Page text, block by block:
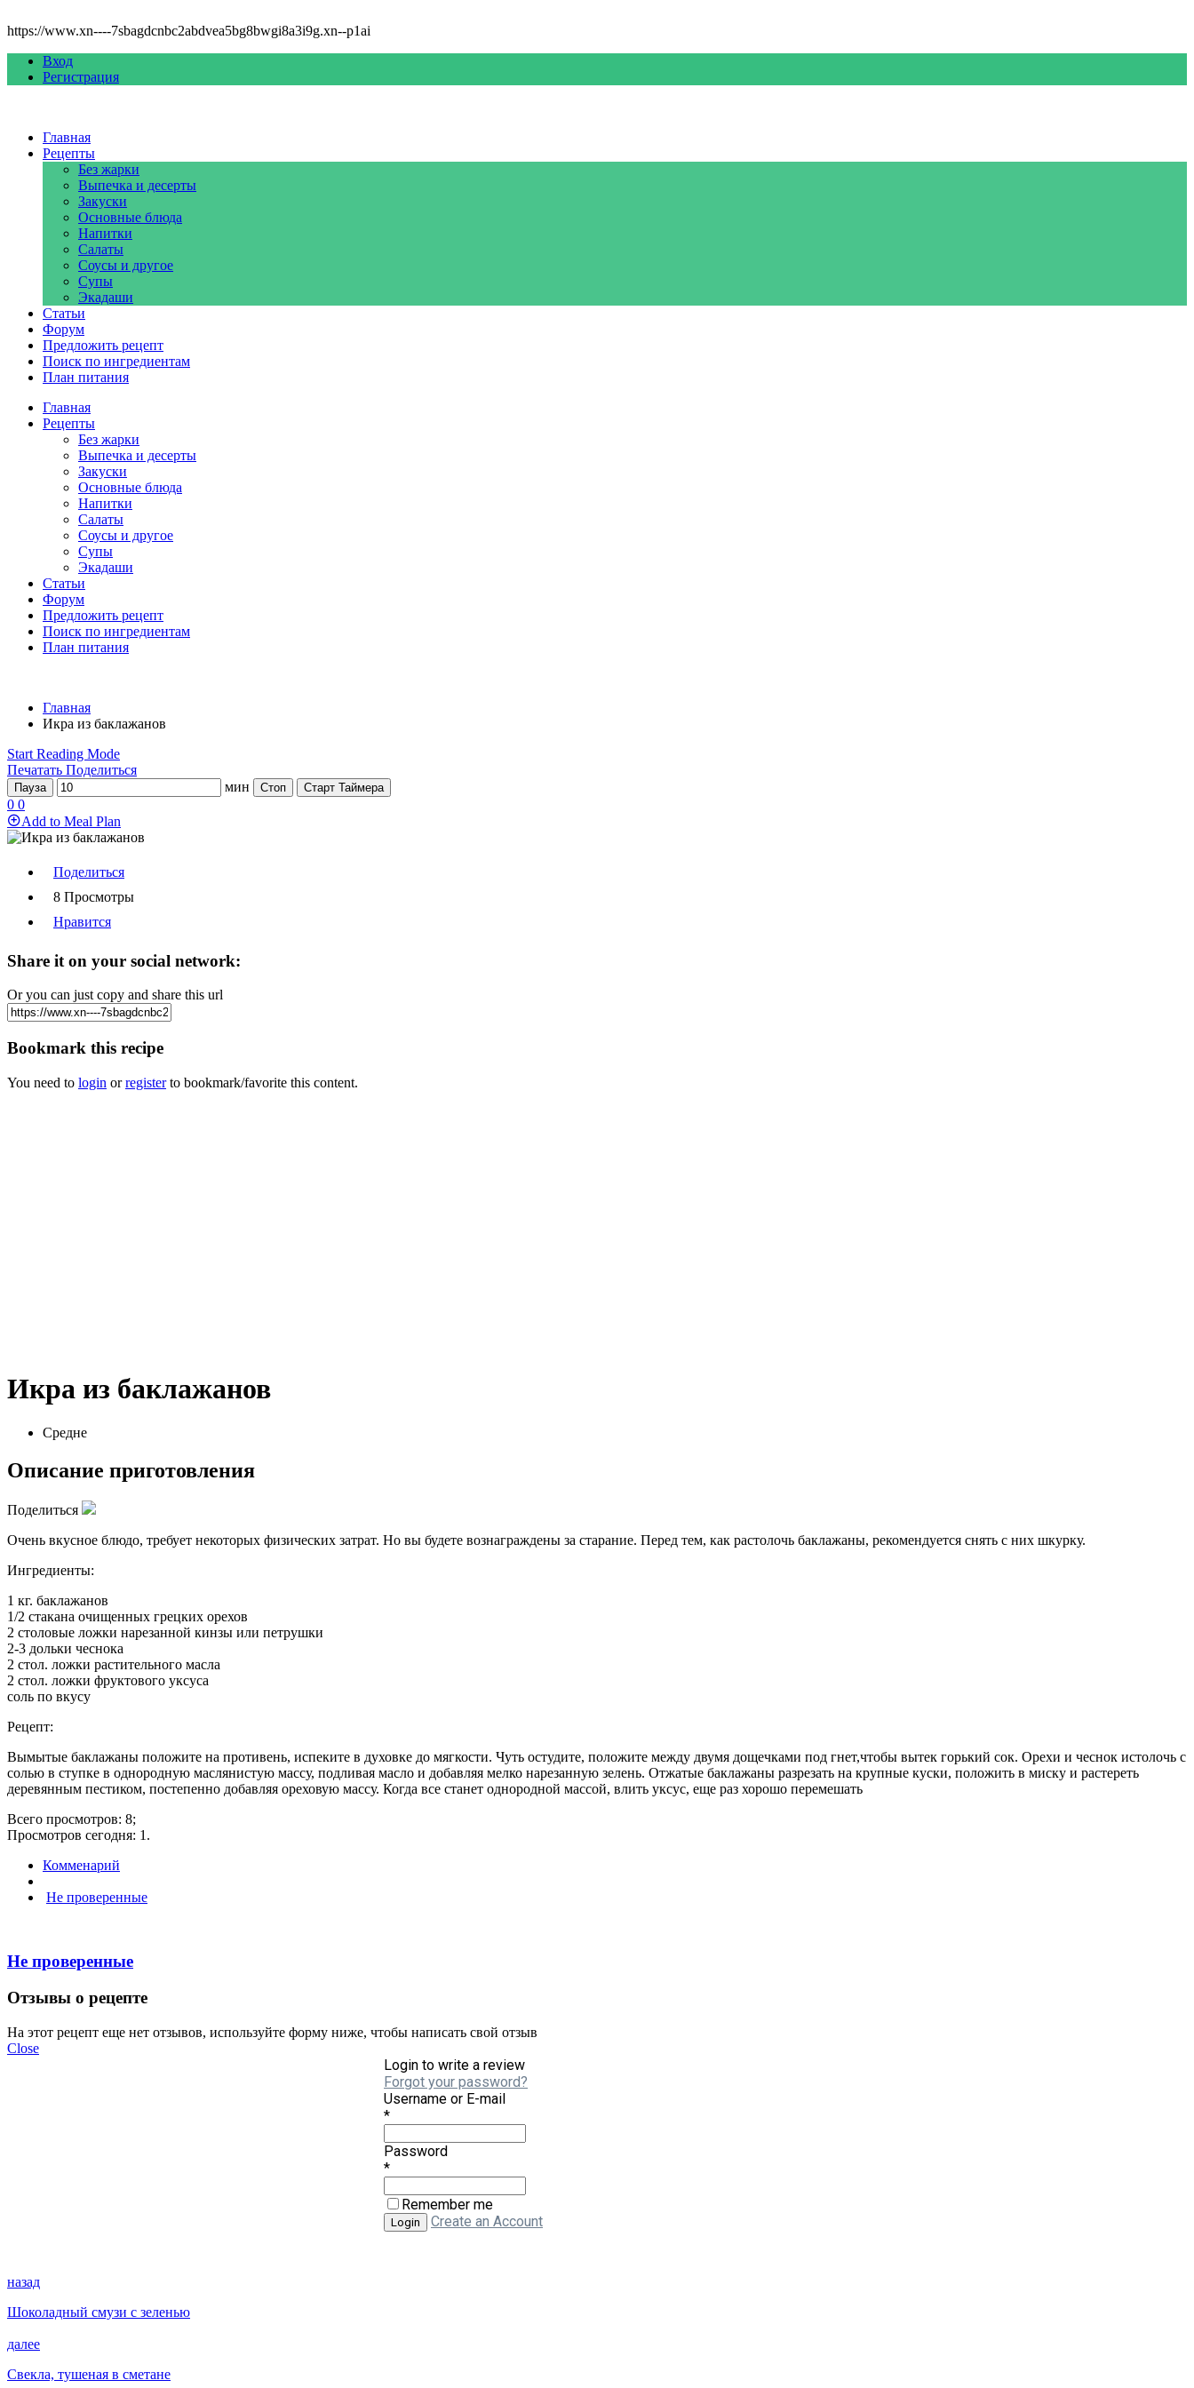
https://www.xn----7sbagdcnbc2abdvea5bg8bwgi8a3i9g.xn--p1ai
Вход
Регистрация
Главная
Рецепты
Без жарки
Выпечка и десерты
Закуски
Основные блюда
Напитки
Салаты
Соусы и другое
Супы
Экадаши
Статьи
Форум
Предложить рецепт
Поиск по ингредиентам
План питания
Главная
Рецепты
Без жарки
Выпечка и десерты
Закуски
Основные блюда
Напитки
Салаты
Соусы и другое
Супы
Экадаши
Статьи
Форум
Предложить рецепт
Поиск по ингредиентам
План питания
Главная
Икра из баклажанов
Start Reading Mode
Печатать Поделиться
Пауза мин Стоп Старт Таймера
0 0
Add to Meal Plan
Поделиться
8 Просмотры
Нравится
Share it on your social network:
Or you can just copy and share this url
Bookmark this recipe
You need to login orregisterto bookmark/favorite this content.
Икра из баклажанов
Средне
Описание приготовления
Поделиться
Очень вкусное блюдо, требует некоторых физических затрат. Но вы будете вознаграждены за старание. Перед тем, как растолочь баклажаны, рекомендуется снять с них шкурку.
Ингредиенты:
1 кг. баклажанов
1/2 стакана очищенных грецких орехов
2 столовые ложки нарезанной кинзы или петрушки
2-3 дольки чеснока
2 стол. ложки растительного масла
2 стол. ложки фруктового уксуса
соль по вкусу
Рецепт:
Вымытые баклажаны положите на противень, испеките в духовке до мягкости. Чуть остудите, положите между двумя дощечками под гнет,чтобы вытек горький сок. Орехи и чеснок истолочь с
солью в ступке в однородную маслянистую массу, подливая масло и добавляя мелко нарезанную зелень. Отжатые баклажаны разрезать на крупные куски, положить в миску и растереть
деревянным пестиком, постепенно добавляя ореховую массу. Когда все станет однородной массой, влить уксус, еще раз хорошо перемешать
Всего просмотров: 8;
Просмотров сегодня: 1.
Комменарий
Не проверенные
Не проверенные
Отзывы о рецепте
На этот рецепт еще нет отзывов, используйте форму ниже, чтобы написать свой отзыв
Close
Login to write a review
Forgot your password?
Username or E-mail
*
Password
*
Remember me
Create an Account
назад
Шоколадный смузи с зеленью
далее
Свекла, тушеная в сметане